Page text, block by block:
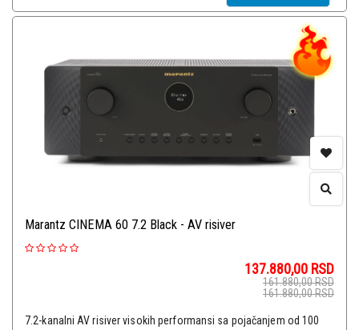
Marantz CINEMA 60 7.2 Black - AV risiver
137.880,00 RSD
161.880,00RSD
161.880,00RSD
7.2-kanalni AV risiver visokih performansi sa pojačanjem od 100